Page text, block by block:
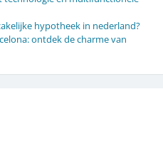
hypotheek in nederland?
ontdek de charme van